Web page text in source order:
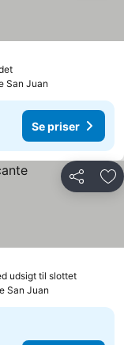
San Juan
Se priser
Del
udsigt til slottet
San Juan